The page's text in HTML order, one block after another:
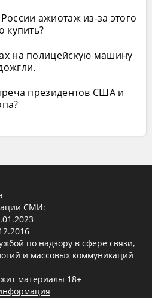
ажиотаж из-за этого
купить?
на полицейскую машину
президентов США и
СМИ:
по надзору в сфере связи,
и массовых коммуникаций
материалы 18+